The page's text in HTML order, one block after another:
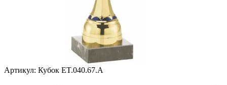
Артикул: Кубок ET.040.67.A